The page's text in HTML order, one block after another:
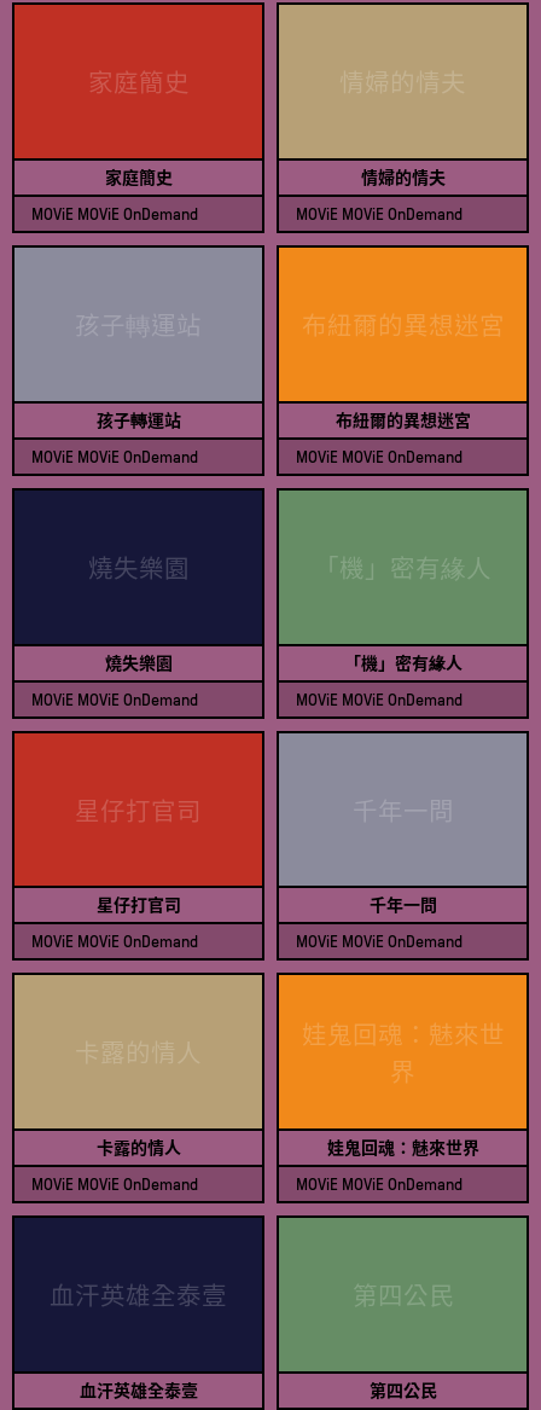
查看節目表 查看節目表
家庭簡史
家庭簡史
MOViE MOViE OnDemand
查看節目表
情婦的情夫
情婦的情夫
MOViE MOViE OnDemand
查看節目表
孩子轉運站
MOViE MOViE OnDemand
查看節目表
布紐爾的異想迷宮
布紐爾的異想迷宮
MOViE MOViE OnDemand
查看節目表
燒失樂園
燒失樂園
MOViE MOViE OnDemand
查看節目表
「機」密有緣人
「機」密有緣人
MOViE MOViE OnDemand
查看節目表
星仔打官司
星仔打官司
MOViE MOViE OnDemand
查看節目表
千年一問
MOViE MOViE OnDemand
查看節目表
卡露的情人
卡露的情人
MOViE MOViE OnDemand
查看節目表
娃鬼回魂：魅來世
界
娃鬼回魂：魅來世界
MOViE MOViE OnDemand
查看節目表
血汗英雄全泰壹
血汗英雄全泰壹
第四公民
第四公民